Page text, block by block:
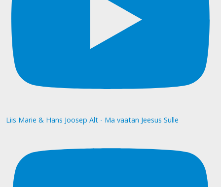
Liis Marie & Hans Joosep Alt - Ma vaatan Jeesus Sulle